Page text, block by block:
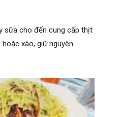
sữa cho đến cung cấp thịt
xào, giữ nguyên